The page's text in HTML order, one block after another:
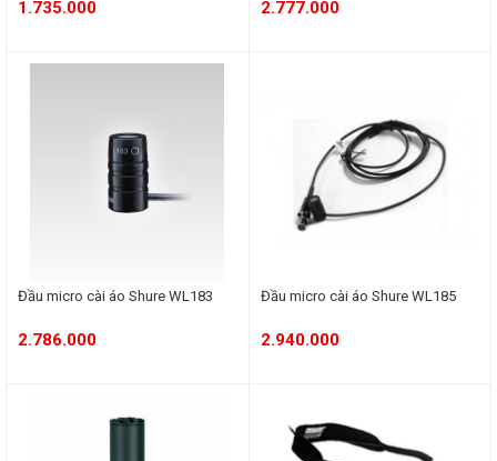
1.735.000 2.777.000
Đầu micro cài áo Shure WL183
2.786.000
Đầu micro cài áo Shure WL185
2.940.000